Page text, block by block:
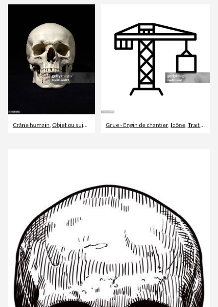
Crâne humain Objet ou sujet détouré ,Squelette humain
Grue - Engin de chantier, Icône, Trait modifiable